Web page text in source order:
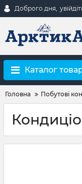
Доброго дня,
Каталог
Головна Побутові